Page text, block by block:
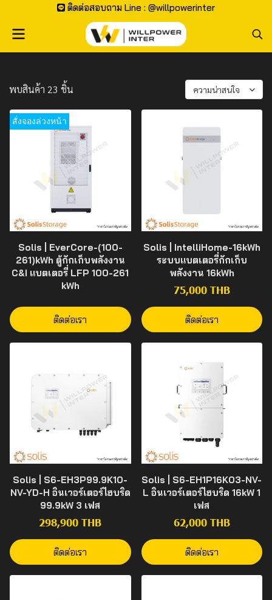
ติดต่อสอบถาม Line : @willpowerinter
พบสินค้า 23 ชิ้น ความน่าสนใจ
สั่งจองล่วงหน้า
Solis | EverCore-(100-
261)kWh ตู้กักเก็บพลังงาน
C&I แบตเตอรี่ LFP 100-261
kWh
ติดต่อเรา
Solis | IntelliHome-16kWh
ระบบแบตเตอรี่กักเก็บ
พลังงาน 16kWh
75,000 THB
ติดต่อเรา
Solis | S6-EH3P99.9K10-
NV-YD-H อินเวอร์เตอร์ไฮบริด
99.9kW 3 เฟส
298,900 THB
ติดต่อเรา
Solis | S6-EH1P16K03-NV-
L อินเวอร์เตอร์ไฮบริด 16kW 1
เฟส
62,000 THB
ติดต่อเรา